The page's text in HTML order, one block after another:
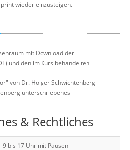
wieder einzusteigen.
mit Download der
und den im Kurs behandelten
von Dr. Holger Schwichtenberg
unterschriebenes
& Rechtliches
9 bis 17 Uhr mit Pausen